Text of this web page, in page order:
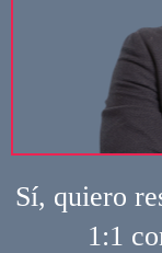
Sí, quiero
1:1